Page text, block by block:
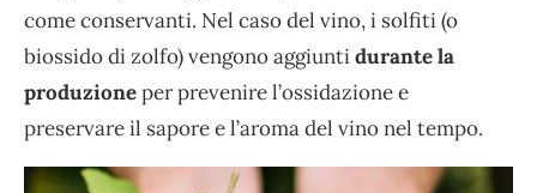
come conservanti. Nel caso del vino, i solfiti (o
biossido di zolfo) vengono aggiuntidurante la
produzioneper prevenire l’ossidazione e
preservare il sapore e l’aroma del vino nel tempo.